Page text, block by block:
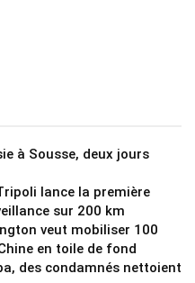
à Sousse, deux jours
lance la première
sur 200 km
veut mobiliser 100
en toile de fond
des condamnés nettoient